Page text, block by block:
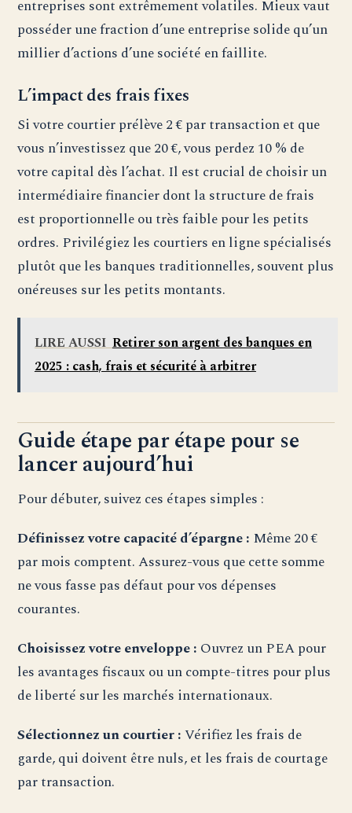
entreprises sont extrêmement volatiles. Mieux vaut
posséder une fraction d’une entreprise solide qu’un
millier d’actions d’une société en faillite.
L’impact des frais fixes
Si votre courtier prélève 2 € par transaction et que
vous n’investissez que 20 €, vous perdez 10 % de
votre capital dès l’achat. Il est crucial de choisir un
intermédiaire financier dont la structure de frais
est proportionnelle ou très faible pour les petits
ordres. Privilégiez les courtiers en ligne spécialisés
plutôt que les banques traditionnelles, souvent plus
onéreuses sur les petits montants.
LIRE AUSSI Retirer son argent des banques en
2025 : cash, frais et sécurité à arbitrer
Guide étape par étape pour se
lancer aujourd’hui
Pour débuter, suivez ces étapes simples :
Définissez votre capacité d’épargne : Même 20 €
par mois comptent. Assurez-vous que cette somme
ne vous fasse pas défaut pour vos dépenses
courantes.
Choisissez votre enveloppe : Ouvrez un PEA pour
les avantages fiscaux ou un compte-titres pour plus
de liberté sur les marchés internationaux.
Sélectionnez un courtier :Vérifiez les frais de
garde, qui doivent être nuls, et les frais de courtage
par transaction.